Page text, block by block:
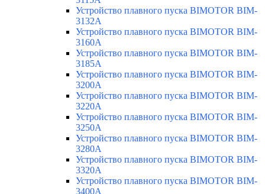
Устройство плавного пуска BIMOTOR BIM-
3132A
Устройство плавного пуска BIMOTOR BIM-
3160A
Устройство плавного пуска BIMOTOR BIM-
3185A
Устройство плавного пуска BIMOTOR BIM-
3200A
Устройство плавного пуска BIMOTOR BIM-
3220A
Устройство плавного пуска BIMOTOR BIM-
3250A
Устройство плавного пуска BIMOTOR BIM-
3280A
Устройство плавного пуска BIMOTOR BIM-
3320A
Устройство плавного пуска BIMOTOR BIM-
3400A